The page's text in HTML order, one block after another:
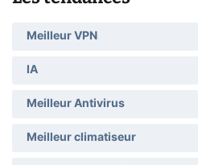
Meilleur VPN
IA
Meilleur Antivirus
Meilleur climatiseur